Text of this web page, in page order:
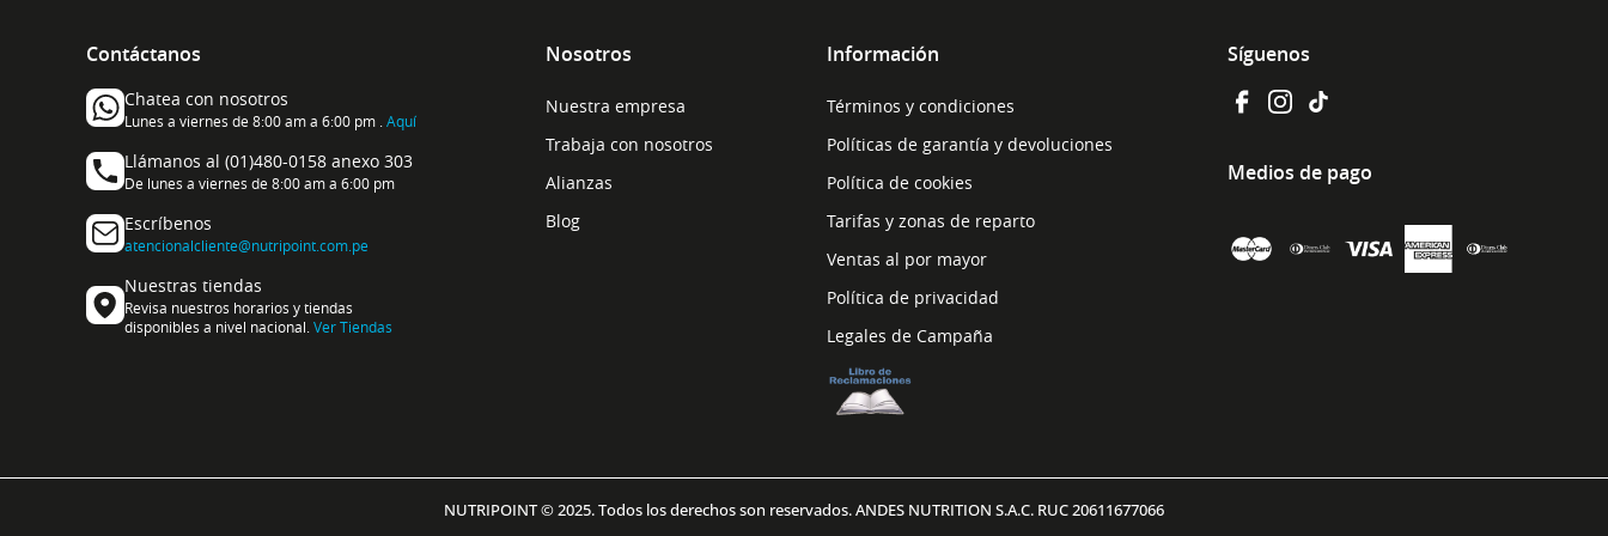
Contáctanos
Chatea con nosotros
Lunes a viernes de 8:00 am a 6:00 pm . Aquí
Llámanos al (01)480-0158 anexo 303
De lunes a viernes de 8:00 am a 6:00 pm
Escríbenos
atencionalcliente@nutripoint.com.pe
Nuestras tiendas
Revisa nuestros horarios y tiendas
disponibles a nivel nacional. Ver Tiendas
Nosotros
Nuestra empresa
Trabaja con nosotros
Alianzas
Blog
Información
Términos y condiciones
Políticas de garantía y devoluciones
Política de cookies
Tarifas y zonas de reparto
Ventas al por mayor
Política de privacidad
Legales de Campaña
Síguenos
Medios de pago
NUTRIPOINT © 2025. Todos los derechos son reservados. ANDES NUTRITION S.A.C. RUC 20611677066